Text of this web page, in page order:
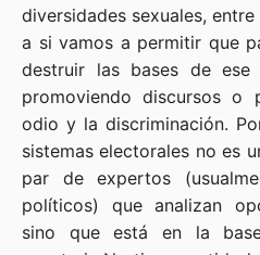
diversidades sexuales,
a si vamos a permitir que
destruir las bases de ese
promoviendo discursos o
odio y la discriminación.
sistemas electorales no es
par de expertos
políticos) que analizan
sino que está en la